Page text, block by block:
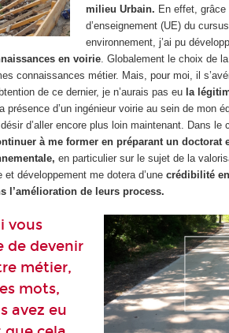
milieu Urbain. En effet, grâce
d’enseignement (UE) du
environnement, j’ai pu
en voirie . Globalement le choix de
connaissances métier. Mais, pour moi, il
de ce dernier, je n’aurais pas eu la
présence d’un ingénieur voirie au sein de mon
d’aller encore plus loin maintenant. Dans le
à me former en préparant un doctorat
en particulier sur le sujet de la
développement me dotera d’unecrédibilité
l’amélioration de leurs process.
vous
de devenir
métier,
mots,
avez eu